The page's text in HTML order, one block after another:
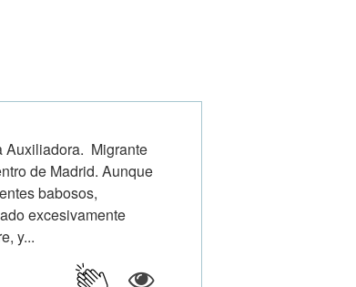
Auxiliadora. Migrante
de Madrid. Aunque
babosos,
excesivamente
y...